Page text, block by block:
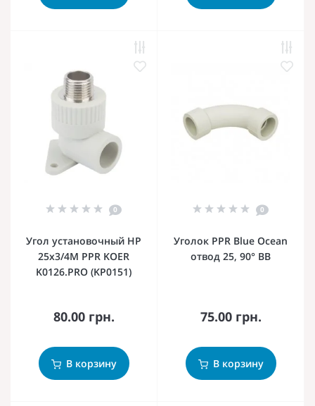
0
Угол установочный НР
25x3/4M PPR KOER
K0126.PRO (KP0151)
80.00 грн.
В корзину
0
Уголок PPR Blue Ocean
отвод 25, 90° ВВ
75.00 грн.
В корзину